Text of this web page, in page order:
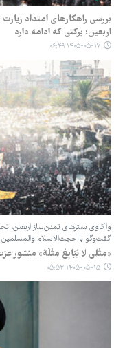
بررسی راهکارهای امتداد
‏اربعین؛ برکتی که ادامه دارد
۱۴۰۵-۰۵-۱۷ ۰۶:۴۹
واکاوی بسترهای تمدن‌ساز اربعین،
گفت‌وگو با حجت‌الاسلام والمسلمین
‏«مِثْلِی لا یُبَایِعُ مِثْلَهُ» منشور
۱۴۰۵-۰۵-۱۵ ۰۵:۵۳